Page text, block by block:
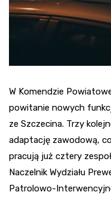
W Komendzie
powitanie nowych
ze Szczecina. Trzy
adaptację zawodową,
pracują już cztery
Naczelnik Wydziału
Patrolowo-